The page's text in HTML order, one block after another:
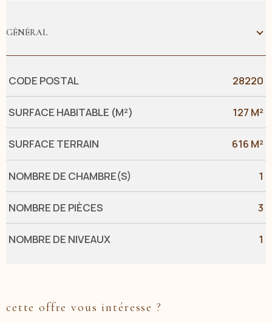
GÉNÉRAL
Caractérisque Valeurs
CODE POSTAL 28220
SURFACE HABITABLE (M²) 127 M²
SURFACE TERRAIN 616 M²
NOMBRE DE CHAMBRE(S) 1
NOMBRE DE PIÈCES 3
NOMBRE DE NIVEAUX 1
cette offre vous intéresse ?